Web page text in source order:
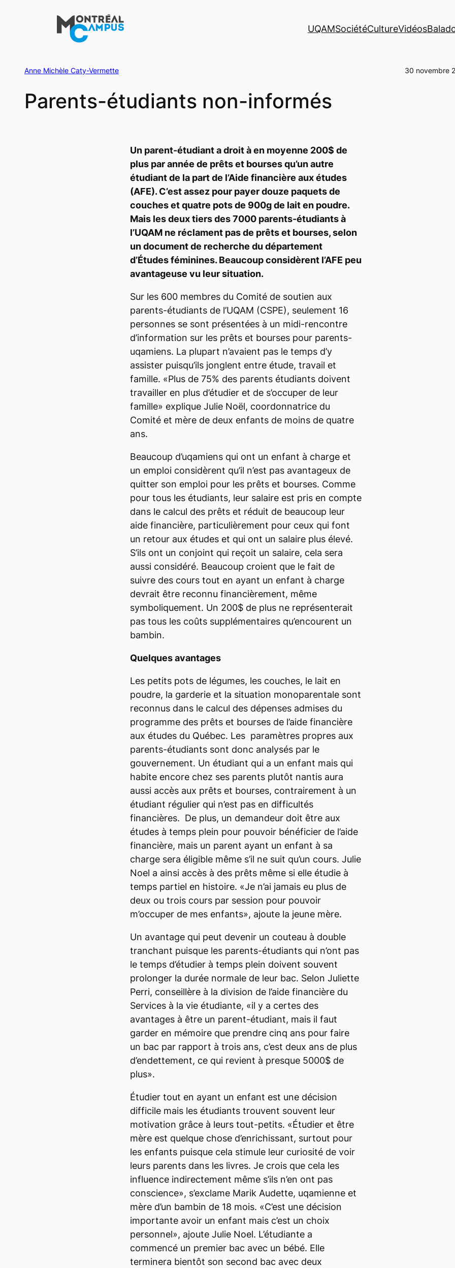
UQAMSociétéCultureVidéos
Anne Michèle Caty-Vermette 30 novembre
Parents-étudiants non-informés
Un parent-étudiant a droit à en moyenne 200$ de
plus par année de prêts et bourses qu’un autre
étudiant de la part de l’Aide financière aux études
(AFE). C’est assez pour payer douze paquets de
couches et quatre pots de 900g de lait en poudre.
Mais les deux tiers des 7000 parents-étudiants à
l’UQAM ne réclament pas de prêts et bourses, selon
un document de recherche du département
d’Études féminines. Beaucoup considèrent l’AFE peu
avantageuse vu leur situation.
Sur les 600 membres du Comité de soutien aux
parents-étudiants de l’UQAM (CSPE), seulement 16
personnes se sont présentées à un midi-rencontre
d’information sur les prêts et bourses pour parents-
uqamiens. La plupart n’avaient pas le temps d’y
assister puisqu’ils jonglent entre étude, travail et
famille. «Plus de 75% des parents étudiants doivent
travailler en plus d’étudier et de s’occuper de leur
famille» explique Julie Noël, coordonnatrice du
Comité et mère de deux enfants de moins de quatre
ans.
Beaucoup d’uqamiens qui ont un enfant à charge et
un emploi considèrent qu’il n’est pas avantageux de
quitter son emploi pour les prêts et bourses. Comme
pour tous les étudiants, leur salaire est pris en compte
dans le calcul des prêts et réduit de beaucoup leur
aide financière, particulièrement pour ceux qui font
un retour aux études et qui ont un salaire plus élevé.
S’ils ont un conjoint qui reçoit un salaire, cela sera
aussi considéré. Beaucoup croient que le fait de
suivre des cours tout en ayant un enfant à charge
devrait être reconnu financièrement, même
symboliquement. Un 200$ de plus ne représenterait
pas tous les coûts supplémentaires qu’encourent un
bambin.
Quelques avantages
Les petits pots de légumes, les couches, le lait en
poudre, la garderie et la situation monoparentale sont
reconnus dans le calcul des dépenses admises du
programme des prêts et bourses de l’aide financière
aux études du Québec. Les paramètres propres aux
parents-étudiants sont donc analysés par le
gouvernement. Un étudiant qui a un enfant mais qui
habite encore chez ses parents plutôt nantis aura
aussi accès aux prêts et bourses, contrairement à un
étudiant régulier qui n’est pas en difficultés
financières. De plus, un demandeur doit être aux
études à temps plein pour pouvoir bénéficier de l’aide
financière, mais un parent ayant un enfant à sa
charge sera éligible même s’il ne suit qu’un cours. Julie
Noel a ainsi accès à des prêts même si elle étudie à
temps partiel en histoire. «Je n’ai jamais eu plus de
deux ou trois cours par session pour pouvoir
m’occuper de mes enfants», ajoute la jeune mère.
Un avantage qui peut devenir un couteau à double
tranchant puisque les parents-étudiants qui n’ont pas
le temps d’étudier à temps plein doivent souvent
prolonger la durée normale de leur bac. Selon Juliette
Perri, conseillère à la division de l’aide financière du
Services à la vie étudiante, «il y a certes des
avantages à être un parent-étudiant, mais il faut
garder en mémoire que prendre cinq ans pour faire
un bac par rapport à trois ans, c’est deux ans de plus
d’endettement, ce qui revient à presque 5000$ de
plus».
Étudier tout en ayant un enfant est une décision
difficile mais les étudiants trouvent souvent leur
motivation grâce à leurs tout-petits. «Étudier et être
mère est quelque chose d’enrichissant, surtout pour
les enfants puisque cela stimule leur curiosité de voir
leurs parents dans les livres. Je crois que cela les
influence indirectement même s’ils n’en ont pas
conscience», s’exclame Marik Audette, uqamienne et
mère d’un bambin de 18 mois. «C’est une décision
importante avoir un enfant mais c’est un choix
personnel», ajoute Julie Noel. L’étudiante a
commencé un premier bac avec un bébé. Elle
terminera bientôt son second bac avec deux